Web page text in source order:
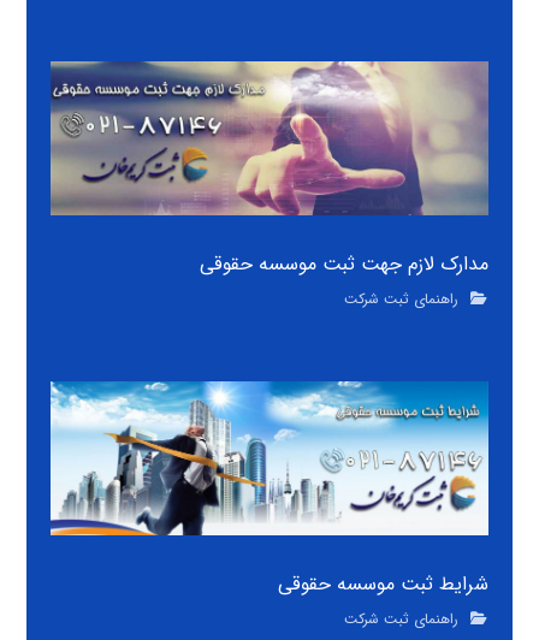
مدارک لازم جهت ثبت موسسه حقوقی
راهنمای ثبت شرکت
شرایط ثبت موسسه حقوقی
راهنمای ثبت شرکت